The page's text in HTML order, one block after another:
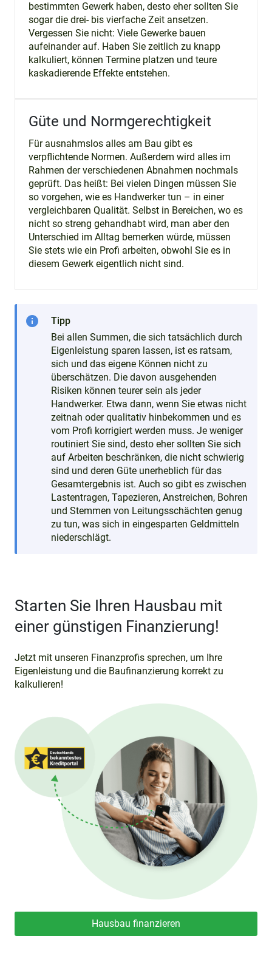
bestimmten Gewerk haben, desto eher sollten Sie
sogar die drei- bis vierfache Zeit ansetzen.
Vergessen Sie nicht: Viele Gewerke bauen
aufeinander auf. Haben Sie zeitlich zu knapp
kalkuliert, können Termine platzen und teure
kaskadierende Effekte entstehen.
Güte und Normgerechtigkeit
Für ausnahmslos alles am Bau gibt es
verpflichtende Normen. Außerdem wird alles im
Rahmen der verschiedenen Abnahmen nochmals
geprüft. Das heißt: Bei vielen Dingen müssen Sie
so vorgehen, wie es Handwerker tun – in einer
vergleichbaren Qualität. Selbst in Bereichen, wo es
nicht so streng gehandhabt wird, man aber den
Unterschied im Alltag bemerken würde, müssen
Sie stets wie ein Profi arbeiten, obwohl Sie es in
diesem Gewerk eigentlich nicht sind.
info
Tipp
Bei allen Summen, die sich tatsächlich durch
Eigenleistung sparen lassen, ist es ratsam,
sich und das eigene Können nicht zu
überschätzen. Die davon ausgehenden
Risiken können teurer sein als jeder
Handwerker. Etwa dann, wenn Sie etwas nicht
zeitnah oder qualitativ hinbekommen und es
vom Profi korrigiert werden muss. Je weniger
routiniert Sie sind, desto eher sollten Sie sich
auf Arbeiten beschränken, die nicht schwierig
sind und deren Güte unerheblich für das
Gesamtergebnis ist. Auch so gibt es zwischen
Lastentragen, Tapezieren, Anstreichen, Bohren
und Stemmen von Leitungsschächten genug
zu tun, was sich in eingesparten Geldmitteln
niederschlägt.
Starten Sie Ihren Hausbau mit
einer günstigen Finanzierung!
Jetzt mit unseren Finanzprofis sprechen, um Ihre
Eigenleistung und die Baufinanzierung korrekt zu
kalkulieren!
Hausbau finanzieren